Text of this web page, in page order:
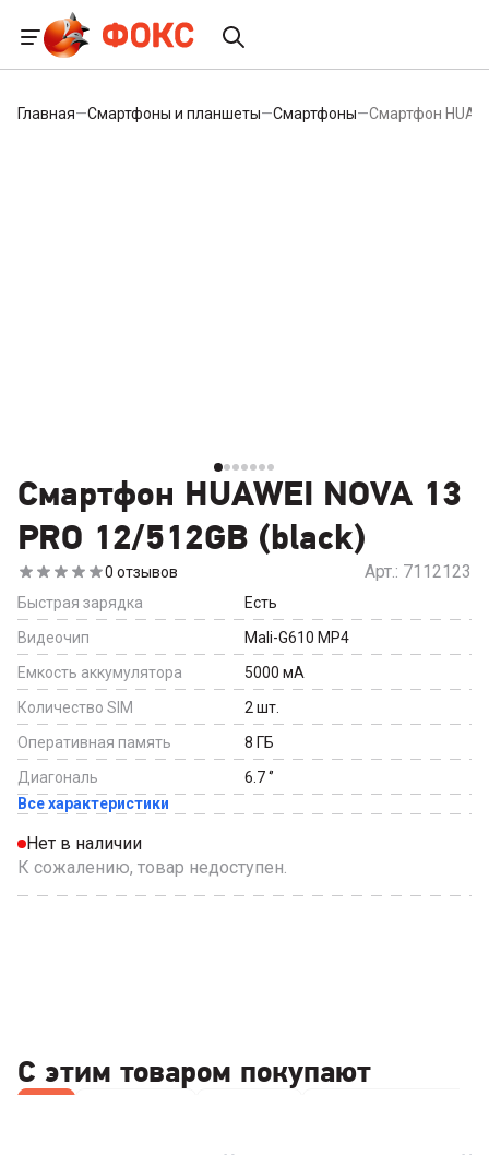
Главная—Смартфоны и планшеты—Смартфоны—Смартфон
Смартфон HUAWEI NOVA 13
PRO 12/512GB (black)
0 отзывов Арт.: 7112123
Быстрая зарядка
Есть
Видеочип
Mali-G610 MP4
Емкость аккумулятора
5000 мА
Количество SIM
2 шт.
Оперативная память
8 ГБ
Диагональ
6.7‘’
Все характеристики
Нет в наличии
К сожалению, товар недоступен.
С этим товаром покупают